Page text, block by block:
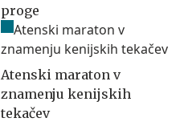
proge
Atenski maraton v
znamenju kenijskih
tekačev